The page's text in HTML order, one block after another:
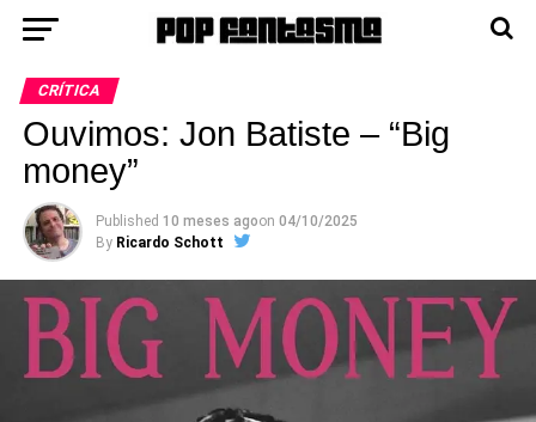
CRÍTICA
Ouvimos: Jon Batiste – “Big
money”
Published 10 meses agoon 04/10/2025
By Ricardo Schott